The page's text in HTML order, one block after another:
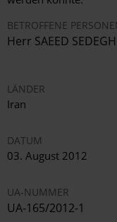
BETROFFENE
Herr SAEED
LÄNDER
Iran
DATUM
03. August 2012
UA-NUMMER
UA-165/2012-1